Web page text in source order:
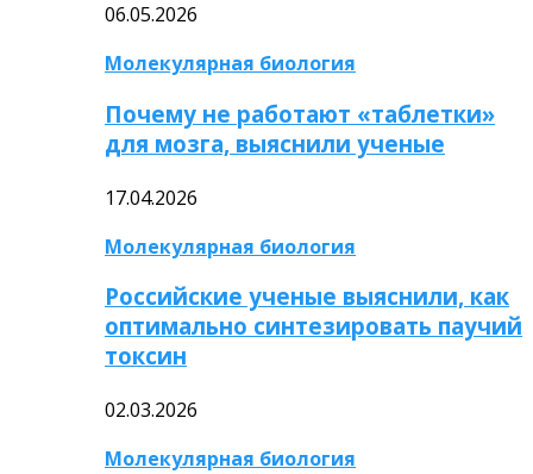
06.05.2026
Молекулярная биология
Почему не работают «таблетки»
для мозга, выяснили ученые
17.04.2026
Молекулярная биология
Российские ученые выяснили, как
оптимально синтезировать паучий
токсин
02.03.2026
Молекулярная биология